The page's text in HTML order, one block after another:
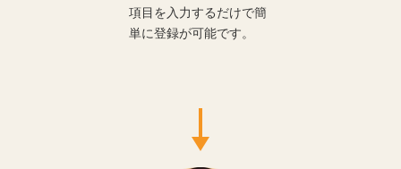
項目を入力するだけで簡
単に登録が可能です。